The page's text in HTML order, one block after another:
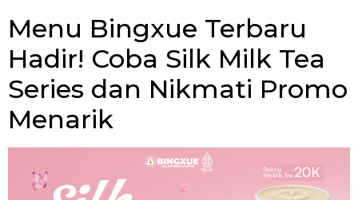
Menu Bingxue Terbaru
Hadir! Coba Silk Milk Tea
Series dan Nikmati Promo
Menarik